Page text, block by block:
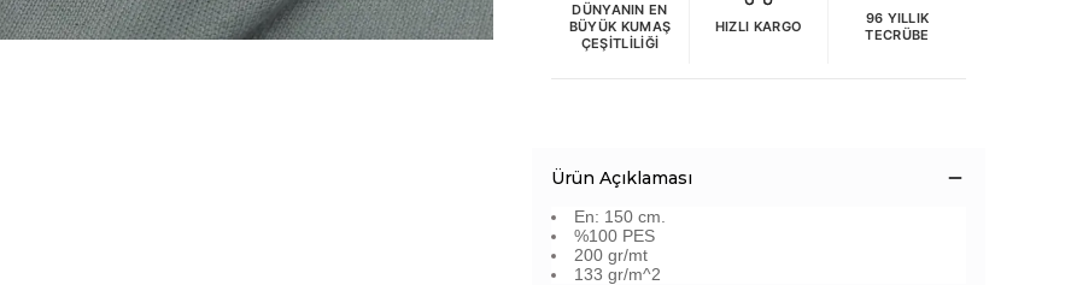
DÜNYANIN EN
BÜYÜK KUMAŞ
ÇEŞITLILIĞI
HIZLI KARGO
96 YILLIK
TECRÜBE
Ürün Açıklaması
En: 150 cm.
%100 PES
200 gr/mt
133 gr/m^2